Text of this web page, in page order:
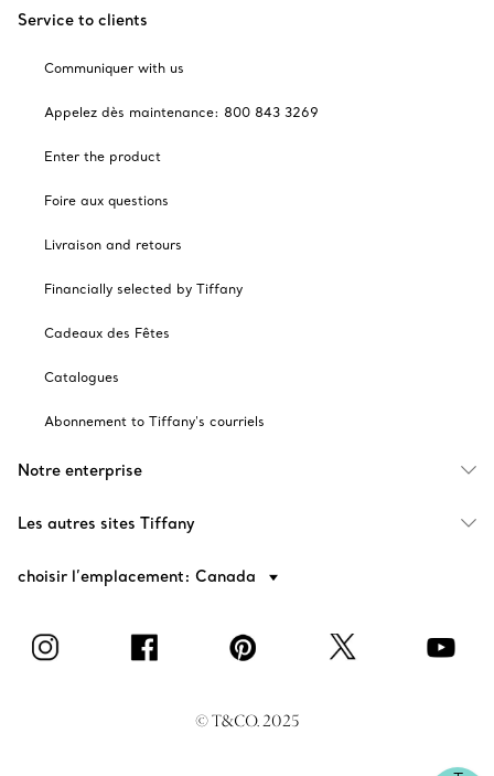
Service to clients
Communiquer with us
Appelez dès maintenance: 800 843 3269
Enter the product
Foire aux questions
Livraison and retours
Financially selected by Tiffany
Cadeaux des Fêtes
Catalogues
Abonnement to Tiffany's courriels
Notre enterprise
Les autres sites Tiffany
choisir l’emplacement: Canada
© T&CO. 2025